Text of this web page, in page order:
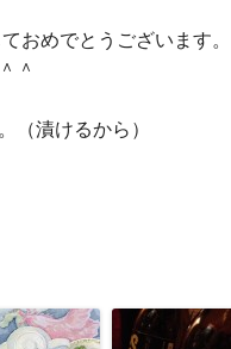
おめでとうございます。
＾
（漬けるから）